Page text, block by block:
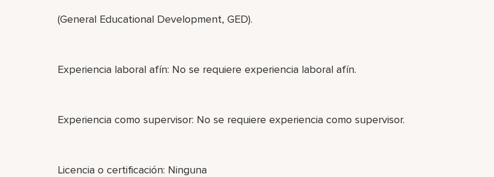
(General Educational Development, GED).
Experiencia laboral afín: No se requiere experiencia laboral afín.
Experiencia como supervisor: No se requiere experiencia como supervisor.
Licencia o certificación: Ninguna